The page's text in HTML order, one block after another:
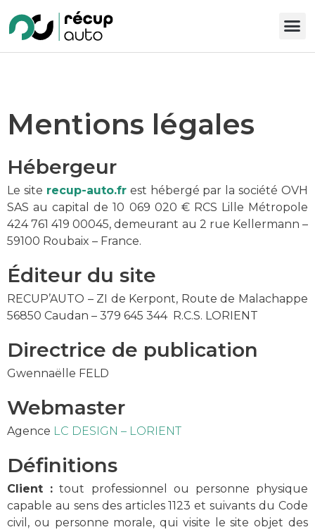
Mentions légales
Hébergeur
Le site recup-auto.frest hébergé par la société OVH
SAS au capital de 10 069 020 € RCS Lille Métropole
424 761 419 00045, demeurant au 2 rue Kellermann –
59100 Roubaix – France.
Éditeur du site
RECUP’AUTO – ZI de Kerpont, Route de Malachappe
56850 Caudan – 379 645 344 R.C.S. LORIENT
Directrice de publication
Gwennaëlle FELD
Webmaster
Agence LC DESIGN – LORIENT
Définitions
Client : tout professionnel ou personne physique
capable au sens des articles 1123 et suivants du Code
civil, ou personne morale, qui visite le site objet des